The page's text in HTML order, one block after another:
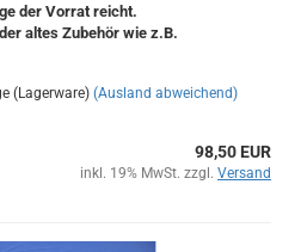
der Vorrat reicht.
altes Zubehör wie z.B.
(Lagerware) (Ausland abweichend)
98,50 EUR
inkl. 19% MwSt. zzgl. Versand